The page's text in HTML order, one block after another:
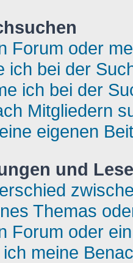
Forum oder
ich bei der
ich bei der
Mitgliedern
eigenen
und
Themas
Forum oder
meine